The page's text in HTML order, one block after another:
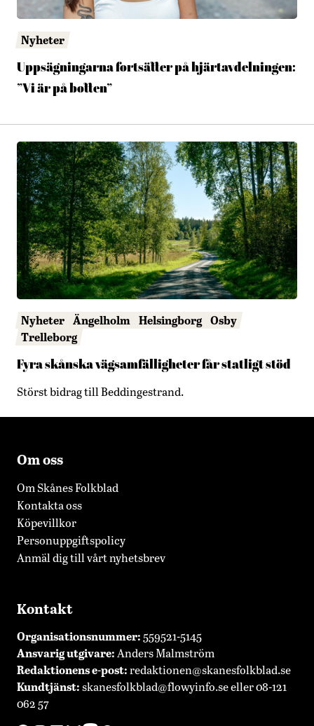
Nyheter
Uppsägningarna fortsätter på hjärtavdelningen:
”Vi är på botten”
Nyheter Ängelholm Helsingborg Osby
Trelleborg
Fyra skånska vägsamfälligheter får statligt stöd
Störst bidrag till Beddingestrand.
Om oss
Om Skånes Folkblad
Kontakta oss
Köpevillkor
Personuppgiftspolicy
Anmäl dig till vårt nyhetsbrev
Kontakt
Organisationsnummer: 559521-5145
Ansvarig utgivare: Anders Malmström
Redaktionense-post:redaktionen@skanesfolkblad.se
Kundtjänst:skanesfolkblad@flowyinfo.seeller 08-121
062 57